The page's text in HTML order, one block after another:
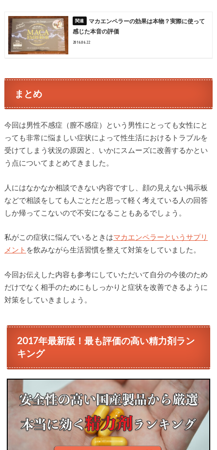
マカエンペラーの効果は本物？実際に使って
感じた本音の評価
2016.06.22
まとめ
今回は男性不感症（膣不感症）という男性にとっても女性にと
っても非常に悩ましい症状によって性生活におけるトラブルを
受けてしまう状況の原因と、いかにスムーズに改善するかとい
う点についてまとめてきました。
人にはなかなか相談できない内容ですし、顔の見えない掲示板
などで相談をしても人ごとだと思って軽く考えている人の回答
しか帰ってこないので不安になることもあるでしょう。
私がこの症状に悩んでいるときはマカエンペラーというサプリ
メント を飲みながら生活習慣を整えて対策をしていました。
今回お伝えした内容も参考にしていただいて自分の今後のため
だけでなく相手のためにもしっかりと症状を改善できるように
対策をしていきましょう。
2017年最新版！最も評価の高い精力剤ラン
キング